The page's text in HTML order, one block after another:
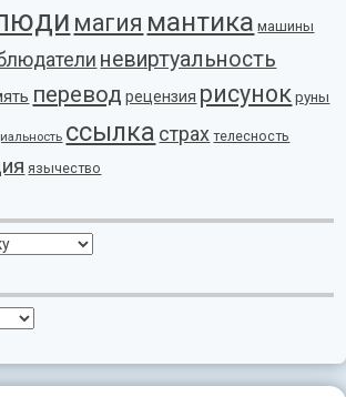
магия мантика машины
невиртуальность
перевод рецензия рисунок руны
ссылка страх телесность
язычество